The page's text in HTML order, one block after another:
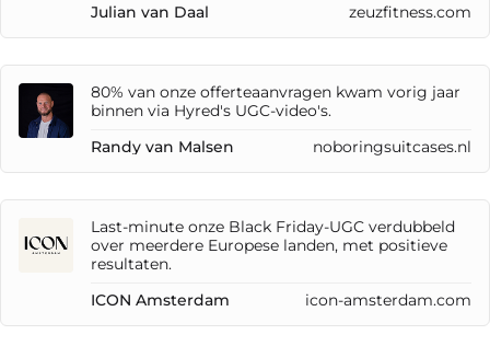
Julian van Daal
zeuzfitness.com
80% van onze offerteaanvragen kwam vorig jaar
binnen via Hyred's UGC-video's.
Randy van Malsen
noboringsuitcases.nl
Last-minute onze Black Friday-UGC verdubbeld
over meerdere Europese landen, met positieve
resultaten.
ICON Amsterdam
icon-amsterdam.com